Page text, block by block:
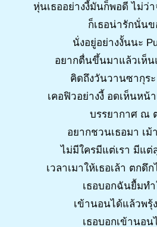
หุ่นเธออย่างงี้มันก็พอดี ไม่ว่
ก็เธอน่ารักนั่นข
นั่งอยู่อย่างงั้นนะ
อยากตื่นขึ้นมาแล้วเห็
คิดถึงวันวานซากุร
เคอฟิวอย่างงี้ อดเห็นหน้
บรรยากาศ ณ
อยากชวนเธอมา เม้
ไม่มีใครมีแต่เรา มีแต่
เวลาเมาให้เธอเล้า ตกดึ
เธอบอกฉันยื้มทำ
เข้านอนได้แล้วพรุ้
เธอบอกเข้านอน